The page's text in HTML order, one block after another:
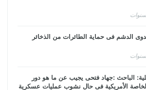
الدشم فى حماية الطائرات من الذخائر
الباحث :جهاد فتحى يجيب عن ما هو دور
الأمريكية فى حال نشوب عمليات عسكرية